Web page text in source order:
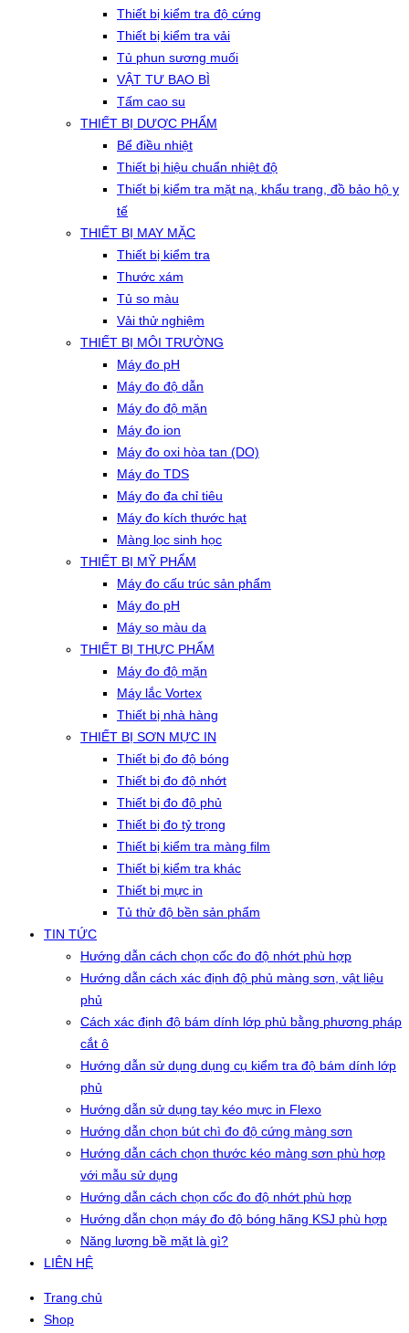
Thiết bị kiểm tra độ cứng
Thiết bị kiểm tra vải
Tủ phun sương muối
VẬT TƯ BAO BÌ
Tấm cao su
THIẾT BỊ DƯỢC PHẨM
Bể điều nhiệt
Thiết bị hiệu chuẩn nhiệt độ
Thiết bị kiểm tra mặt nạ, khẩu trang, đồ bảo hộ y
tế
THIẾT BỊ MAY MẶC
Thiết bị kiểm tra
Thước xám
Tủ so màu
Vải thử nghiệm
THIẾT BỊ MÔI TRƯỜNG
Máy đo pH
Máy đo độ dẫn
Máy đo độ mặn
Máy đo ion
Máy đo oxi hòa tan (DO)
Máy đo TDS
Máy đo đa chỉ tiêu
Máy đo kích thước hạt
Màng lọc sinh học
THIẾT BỊ MỸ PHẨM
Máy đo cấu trúc sản phẩm
Máy đo pH
Máy so màu da
THIẾT BỊ THỰC PHẨM
Máy đo độ mặn
Máy lắc Vortex
Thiết bị nhà hàng
THIẾT BỊ SƠN MỰC IN
Thiết bị đo độ bóng
Thiết bị đo độ nhớt
Thiết bị đo độ phủ
Thiết bị đo tỷ trọng
Thiết bị kiểm tra màng film
Thiết bị kiểm tra khác
Thiết bị mực in
Tủ thử độ bền sản phẩm
TIN TỨC
Hướng dẫn cách chọn cốc đo độ nhớt phù hợp
Hướng dẫn cách xác định độ phủ màng sơn, vật liệu
phủ
Cách xác định độ bám dính lớp phủ bằng phương pháp
cắt ô
Hướng dẫn sử dụng dụng cụ kiểm tra độ bám dính lớp
phủ
Hướng dẫn sử dụng tay kéo mực in Flexo
Hướng dẫn chọn bút chì đo độ cứng màng sơn
Hướng dẫn cách chọn thước kéo màng sơn phù hợp
với mẫu sử dụng
Hướng dẫn cách chọn cốc đo độ nhớt phù hợp
Hướng dẫn chọn máy đo độ bóng hãng KSJ phù hợp
Năng lượng bề mặt là gì?
LIÊN HỆ
Trang chủ
Shop